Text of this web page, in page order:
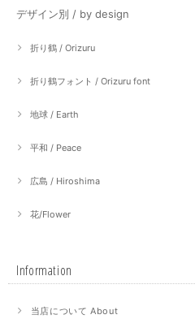
デザイン別 / by design
折り鶴 / Orizuru
折り鶴フォント / Orizuru font
地球 / Earth
平和 / Peace
広島 / Hiroshima
花/Flower
Information
当店について About